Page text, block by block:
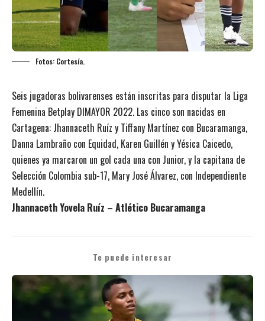
Fotos: Cortesía.
Seis jugadoras bolivarenses están inscritas para disputar la Liga
Femenina Betplay DIMAYOR 2022. Las cinco son nacidas en
Cartagena: Jhannaceth Ruíz y Tiffany Martínez con Bucaramanga,
Danna Lambraño con Equidad, Karen Guillén y Yésica Caicedo,
quienes ya marcaron un gol cada una con Junior, y la capitana de
Selección Colombia sub-17, Mary José Álvarez, con Independiente
Medellín.
Jhannaceth Yovela Ruíz – Atlético Bucaramanga
Te puede interesar